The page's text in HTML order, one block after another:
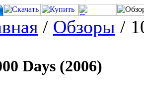
/ Обзоры /
Days (2006)